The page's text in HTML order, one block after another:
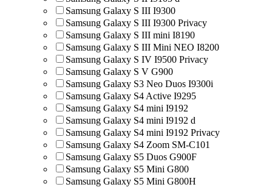
Samsung Galaxy S III I9300
Samsung Galaxy S III I9300 Privacy
Samsung Galaxy S III mini I8190
Samsung Galaxy S III Mini NEO I8200
Samsung Galaxy S IV I9500 Privacy
Samsung Galaxy S V G900
Samsung Galaxy S3 Neo Duos I9300i
Samsung Galaxy S4 Active I9295
Samsung Galaxy S4 mini I9192
Samsung Galaxy S4 mini I9192 d
Samsung Galaxy S4 mini I9192 Privacy
Samsung Galaxy S4 Zoom SM-C101
Samsung Galaxy S5 Duos G900F
Samsung Galaxy S5 Mini G800
Samsung Galaxy S5 Mini G800H